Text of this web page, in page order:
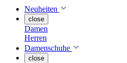
Neuheiten
close
Damen
Herren
Damenschuhe
close